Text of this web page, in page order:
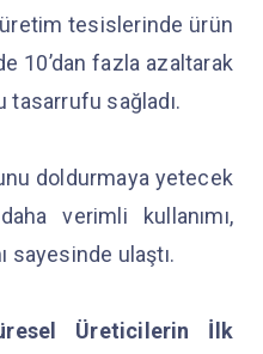
üretim tesislerinde ürün
10’dan fazla azaltarak
sağladı.
doldurmaya yetecek
verimli kullanımı,
sayesinde ulaştı.
Üreticilerin İlk